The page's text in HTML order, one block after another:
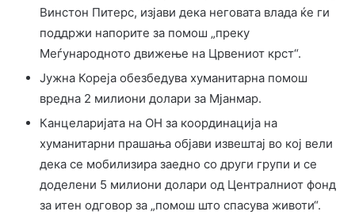
Винстон Питерс, изјави дека неговата влада ќе ги
поддржи напорите за помош „преку
Меѓународното движење на Црвениот крст“.
Јужна Кореја обезбедува хуманитарна помош
вредна 2 милиони долари за Мјанмар.
Канцеларијата на ОН за координација на
хуманитарни прашања објави извештај во кој вели
дека се мобилизира заедно со други групи и се
доделени 5 милиони долари од Централниот фонд
за итен одговор за „помош што спасува животи“.